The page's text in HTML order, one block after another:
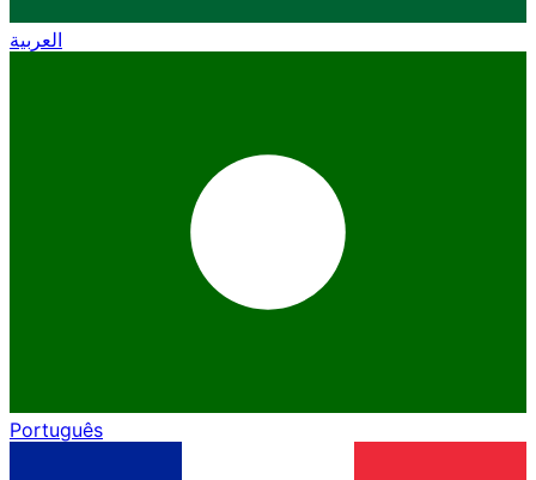
العربية
Português